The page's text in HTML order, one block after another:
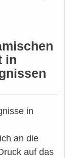
in
in
an die
auf das